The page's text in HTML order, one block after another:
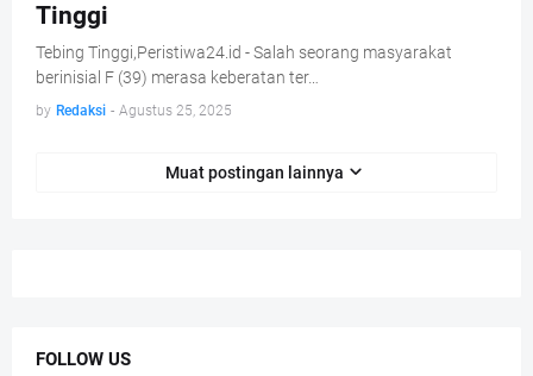
Tinggi
Tebing Tinggi,Peristiwa24.id - Salah seorang masyarakat
berinisial F (39) merasa keberatan ter…
by Redaksi - Agustus 25, 2025
Muat postingan lainnya
FOLLOW US